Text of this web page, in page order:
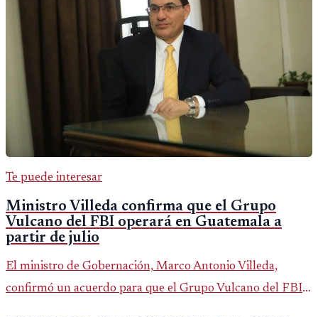
Te puede interesar
Ministro Villeda confirma que el Grupo
Vulcano del FBI operará en Guatemala a
partir de julio
El ministro de Gobernación, Marco Antonio Villeda,
confirmó un acuerdo para que el Grupo Vulcano del FBI